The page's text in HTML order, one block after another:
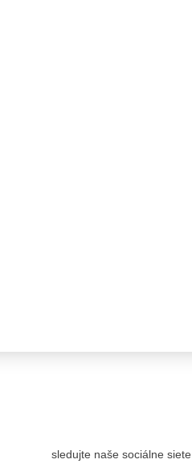
sledujte naše sociálne siete